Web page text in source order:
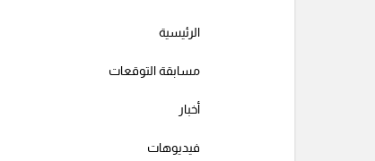
الرئيسية
مسابقة التوقعات
أخبار
فيديوهات